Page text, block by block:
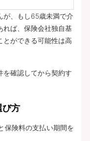
が、もし65歳未満で介
れば、保険会社独自基
とができる可能性は高
を確認してから契約す
び方
保険料の支払い期間を